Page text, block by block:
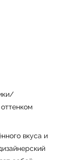
вкуса и